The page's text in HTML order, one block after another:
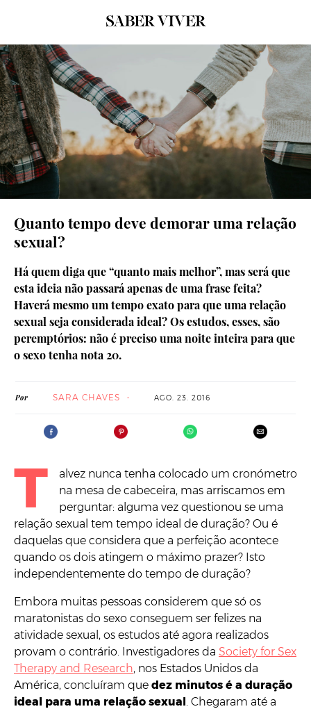
Quanto tempo deve demorar uma relação
sexual?
Há quem diga que “quanto mais melhor”, mas será que
esta ideia não passará apenas de uma frase feita?
Haverá mesmo um tempo exato para que uma relação
sexual seja considerada ideal? Os estudos, esses, são
peremptórios: não é preciso uma noite inteira para que
o sexo tenha nota 20.
Por SARA CHAVES AGO. 23. 2016
T
alvez nunca tenha colocado um cronómetro
na mesa de cabeceira, mas arriscamos em
perguntar: alguma vez questionou se uma
relação sexual tem tempo ideal de duração? Ou é
daquelas que considera que a perfeição acontece
quando os dois atingem o máximo prazer? Isto
independentemente do tempo de duração?
Embora muitas pessoas considerem que só os
maratonistas do sexo conseguem ser felizes na
atividade sexual, os estudos até agora realizados
provam o contrário. Investigadores da Society for Sex
Therapy and Research, nos Estados Unidos da
América, concluíram que dez minutos é a duração
ideal para uma relação sexual. Chegaram até a